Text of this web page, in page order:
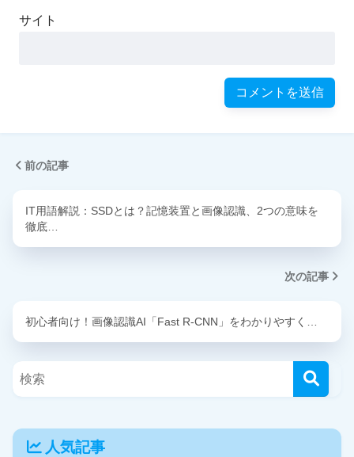
サイト
前の記事
IT用語解説：SSDとは？記憶装置と画像認識、2つの意味を
徹底…
次の記事
初心者向け！画像認識AI「Fast R-CNN」をわかりやすく…
人気記事